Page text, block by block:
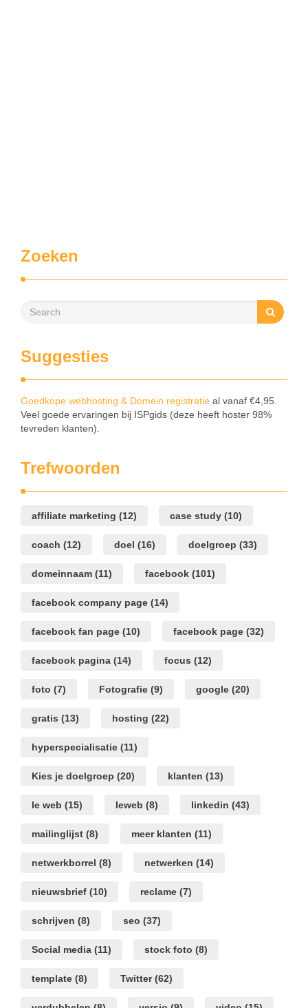
Zoeken
Suggesties
Goedkope webhosting & Domein registratie al vanaf €4,95.
Veel goede ervaringen bij ISPgids (deze heeft hoster 98%
tevreden klanten).
Trefwoorden
affiliate marketing (12) case study (10)
coach (12) doel (16) doelgroep (33)
domeinnaam (11) facebook (101)
facebook company page (14)
facebook fan page (10) facebook page (32)
facebook pagina (14) focus (12)
foto (7) Fotografie (9) google (20)
gratis (13) hosting (22)
hyperspecialisatie (11)
Kies je doelgroep (20) klanten (13)
le web (15) leweb (8) linkedin (43)
mailinglijst (8) meer klanten (11)
netwerkborrel (8) netwerken (14)
nieuwsbrief (10) reclame (7)
schrijven (8) seo (37)
Social media (11) stock foto (8)
template (8) Twitter(62)